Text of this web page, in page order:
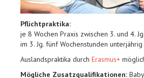
Pflichtpraktika:
je 8 Wochen Praxis zwischen 3. und 4.
im 3. Jg. fünf Wochenstunden
Auslandspraktika durch Erasmus+
Mögliche Zusatzqualifikationen: